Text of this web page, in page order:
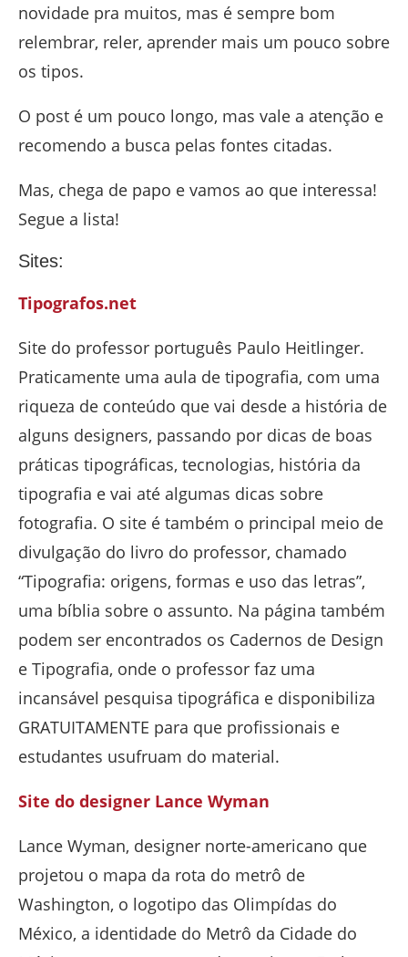
novidade pra muitos, mas é sempre bom
relembrar, reler, aprender mais um pouco sobre
os tipos.
O post é um pouco longo, mas vale a atenção e
recomendo a busca pelas fontes citadas.
Mas, chega de papo e vamos ao que interessa!
Segue a lista!
Sites:
Tipografos.net
Site do professor português Paulo Heitlinger.
Praticamente uma aula de tipografia, com uma
riqueza de conteúdo que vai desde a história de
alguns designers, passando por dicas de boas
práticas tipográficas, tecnologias, história da
tipografia e vai até algumas dicas sobre
fotografia. O site é também o principal meio de
divulgação do livro do professor, chamado
“Tipografia: origens, formas e uso das letras”,
uma bíblia sobre o assunto. Na página também
podem ser encontrados os Cadernos de Design
e Tipografia, onde o professor faz uma
incansável pesquisa tipográfica e disponibiliza
GRATUITAMENTE para que profissionais e
estudantes usufruam do material.
Site do designer Lance Wyman
Lance Wyman, designer norte-americano que
projetou o mapa da rota do metrô de
Washington, o logotipo das Olimpídas do
México, a identidade do Metrô da Cidade do